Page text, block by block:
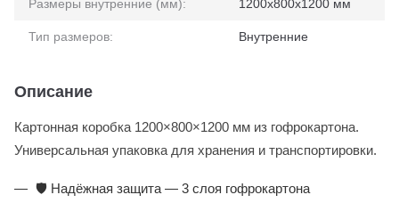
Размеры внутренние (мм): 1200x800x1200 мм
Тип размеров: Внутренние
Описание
Картонная коробка 1200×800×1200 мм из гофрокартона.
Универсальная упаковка для хранения и транспортировки.
🛡️ Надёжная защита — 3 слоя гофрокартона